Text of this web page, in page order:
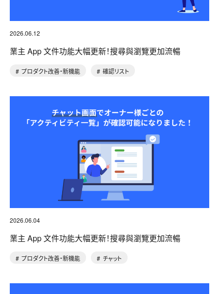
2026.06.12
業主 App 文件功能大幅更新！搜尋與瀏覽更加流暢
プロダクト改善・新機能 確認リスト
2026.06.04
業主 App 文件功能大幅更新！搜尋與瀏覽更加流暢
プロダクト改善・新機能 チャット